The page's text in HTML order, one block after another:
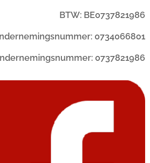
BTW: BE0737821986
0734066801
0737821986